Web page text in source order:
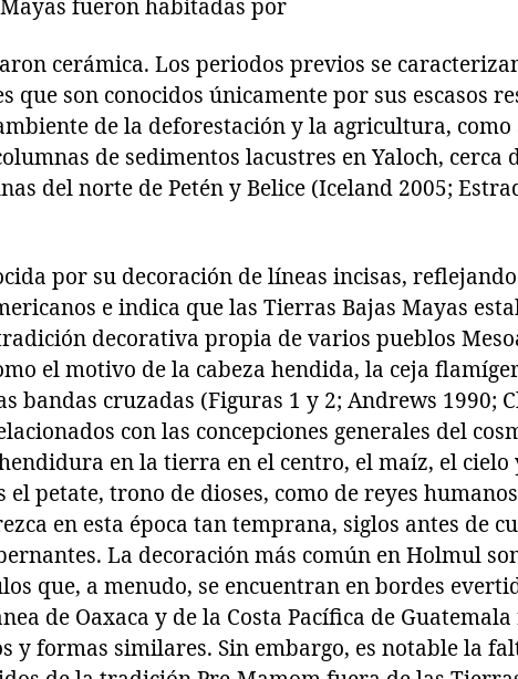
fueron habitadas por
cerámica. Los periodos previos se
que son conocidos únicamente por sus escasos
de la deforestación y la agricultura, como
de sedimentos lacustres en Yaloch, cerca
del norte de Petén y Belice (Iceland 2005;
por su decoración de líneas incisas,
e indica que las Tierras Bajas Mayas
decorativa propia de varios pueblos
el motivo de la cabeza hendida, la ceja
bandas cruzadas (Figuras 1 y 2; Andrews 1990;
con las concepciones generales del
en la tierra en el centro, el maíz, el
petate, trono de dioses, como de reyes
en esta época tan temprana, siglos antes de
La decoración más común en Holmul
que, a menudo, se encuentran en bordes
de Oaxaca y de la Costa Pacífica de
y formas similares. Sin embargo, es notable la